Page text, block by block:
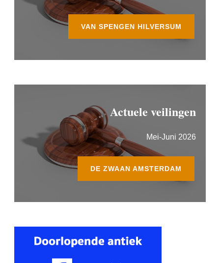
VAN SPENGEN HILVERSUM
Actuele veilingen
Mei-Juni 2026
DE ZWAAN AMSTERDAM